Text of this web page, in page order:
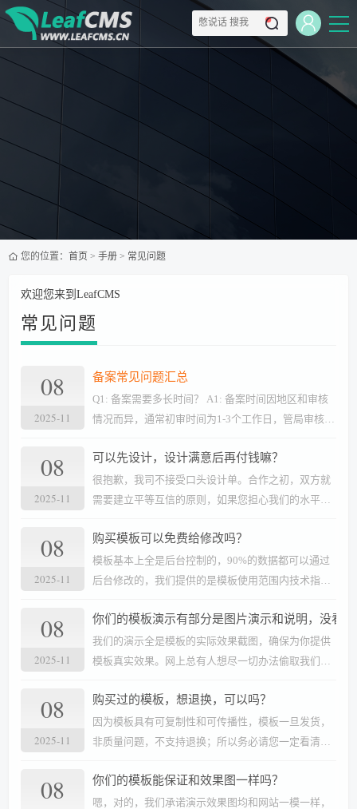
您的位置： 首页 > 手册 > 常见问题
欢迎您来到LeafCMS
常见问题
08
2025-11
备案常见问题汇总
Q1: 备案需要多长时间？ A1: 备案时间因地区和审核
情况而异，通常初审时间为1-3个工作日，管局审核时
A2: 可以，个人备案需要提供身份证等个人有效证
件。 Q3: 已有备案号的网站更换服务器需要重新备案
吗？ A3: 如果更换服务商或服务器，需要在新的服务
要备案吗？ A4: 不需要，中国大陆以外的服务器不强
制要求进行ICP备案。
08
2025-11
可以先设计，设计满意后再付钱嘛？
很抱歉，我司不接受口头设计单。合作之初，双方就
需要建立平等互信的原则，如果您担心我们的水平，
08
2025-11
购买模板可以免费给修改吗？
模板基本上全是后台控制的，90%的数据都可以通过
后台修改的，我们提供的是模板使用范围内技术指
修改费用；如果您能自己修改的最好自己修改，我们
也不想加收您的费用，我们这边服务压力特别大，希
望您能理解。
08
2025-11
你们的模板演示有部分是图片演示和说明，没看
我们的演示全是模板的实际效果截图，确保为你提供
模板真实效果。网上总有人想尽一切办法偷取我们的
图演示方法，给您带来不便，希望能理解，我们一直
在为如何让客户能感受到模板真实的效果而努力。
08
2025-11
购买过的模板，想退换，可以吗？
因为模板具有可复制性和可传播性，模板一旦发货，
非质量问题，不支持退换；所以务必请您一定看清楚
08 你们的模板能保证和效果图一样吗？
嗯，对的，我们承诺演示效果图均和网站一模一样，